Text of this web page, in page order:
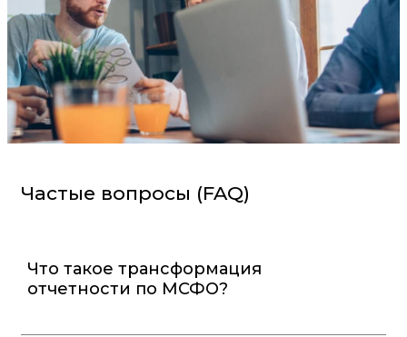
Частые вопросы (FAQ)
Что такое трансформация
отчетности по МСФО?